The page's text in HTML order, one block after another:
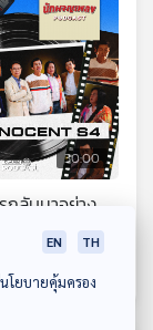
30:00
กลับมาอย่าง
อง THE
Podcast
EN TH
โยบายคุ้มครอง